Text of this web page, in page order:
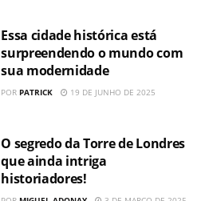
Essa cidade histórica está
surpreendendo o mundo com
sua modernidade
POR PATRICK 19 DE JUNHO DE 2025
O segredo da Torre de Londres
que ainda intriga
historiadores!